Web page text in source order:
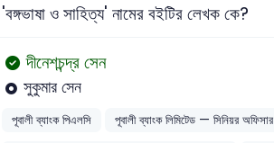
'বঙ্গভাষা ও সাহিত্য' নামের বইটির লেখক কে?
দীনেশচন্দ্র সেন
সুকুমার সেন
পূবালী ব্যাংক পিএলসি পূবালী ব্যাংক লিমিটেড — সিনিয়র অফিসার